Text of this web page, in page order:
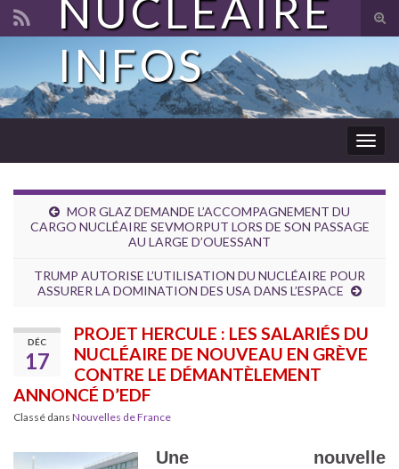
Search for:
NUCLÉAIRE
INFOS
MOR GLAZ DEMANDE L’ACCOMPAGNEMENT DU
CARGO NUCLÉAIRE SEVMORPUT LORS DE SON PASSAGE
AU LARGE D’OUESSANT
TRUMP AUTORISE L’UTILISATION DU NUCLÉAIRE POUR
ASSURER LA DOMINATION DES USA DANS L’ESPACE
DÉC
17
PROJET HERCULE : LES SALARIÉS DU
NUCLÉAIRE DE NOUVEAU EN GRÈVE
CONTRE LE DÉMANTÈLEMENT
ANNONCÉ D’EDF
Classé dans Nouvelles de France
Une nouvelle